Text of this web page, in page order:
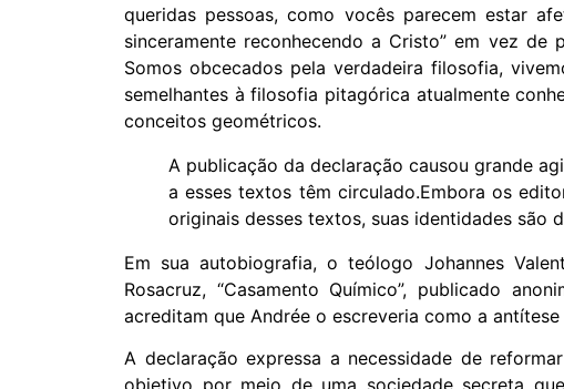
queridas pessoas, como vocês parecem estar
sinceramente reconhecendo a Cristo” em vez de
Somos obcecados pela verdadeira filosofia,
semelhantes à filosofia pitagórica atualmente
conceitos geométricos.
A publicação da declaração causou grande
a esses textos têm circulado.Embora os
originais desses textos, suas identidades são
Em sua autobiografia, o teólogo Johannes
Rosacruz, “Casamento Químico”, publicado
acreditam que Andrée o escreveria como a
A declaração expressa a necessidade de
objetivo por meio de uma sociedade secreta